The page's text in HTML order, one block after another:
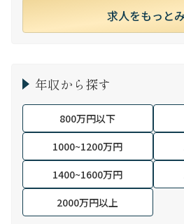
求人をもっと
年収から探す
800万円以下
1000~1200万円
1400~1600万円
2000万円以上